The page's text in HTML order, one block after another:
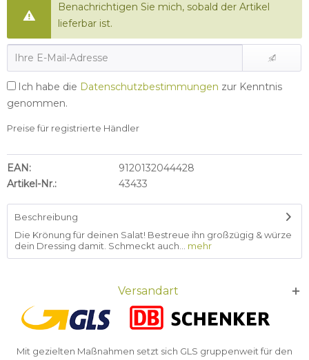
Benachrichtigen Sie mich, sobald der Artikel
lieferbar ist.
Ich habe die Datenschutzbestimmungen zur Kenntnis
genommen.
Preise für registrierte Händler
EAN:
9120132044428
Artikel-Nr.:
43433
Beschreibung
Die Krönung für deinen Salat! Bestreue ihn großzügig & würze
dein Dressing damit. Schmeckt auch...
mehr
Versandart
Mit gezielten Maßnahmen setzt sich GLS gruppenweit für den